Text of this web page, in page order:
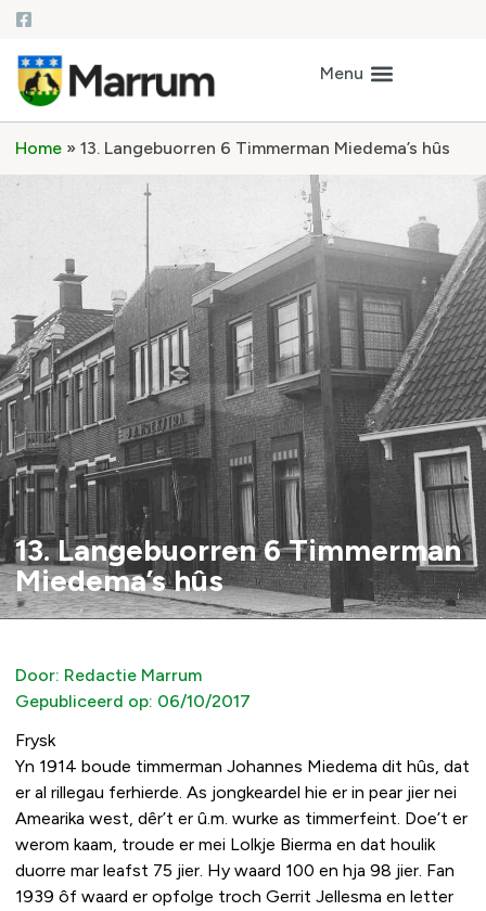
Home » 13. Langebuorren 6 Timmerman Miedema’s hûs
13. Langebuorren 6 Timmerman
Miedema’s hûs
Door: Redactie Marrum
Gepubliceerd op: 06/10/2017
Frysk
Yn 1914 boude timmerman Johannes Miedema dit hûs, dat
er al rillegau ferhierde. As jongkeardel hie er in pear jier nei
Amearika west, dêr’t er û.m. wurke as timmerfeint. Doe’t er
werom kaam, troude er mei Lolkje Bierma en dat houlik
duorre mar leafst 75 jier. Hy waard 100 en hja 98 jier. Fan
1939 ôf waard er opfolge troch Gerrit Jellesma en letter